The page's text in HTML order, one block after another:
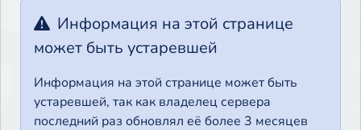
Информация на этой странице
может быть устаревшей
Информация на этой странице может быть
устаревшей, так как владелец сервера
последний раз обновлял её более 3 месяцев